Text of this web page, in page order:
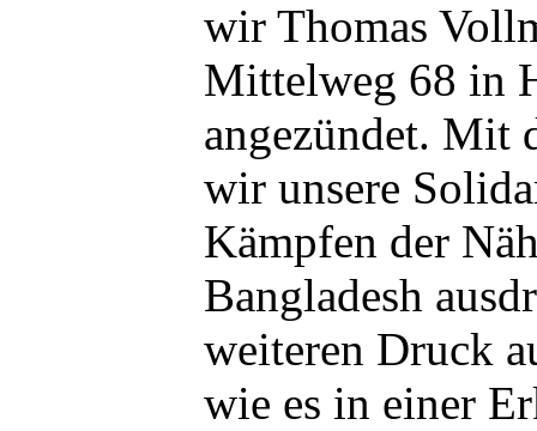
wir Thomas
Mittelweg 68 in
angezündet. Mit
wir unsere
Kämpfen der
Bangladesh
weiteren Druck
wie es in einer